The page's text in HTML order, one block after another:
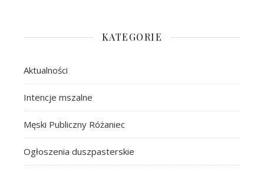
KATEGORIE
Aktualności
Intencje mszalne
Męski Publiczny Różaniec
Ogłoszenia duszpasterskie